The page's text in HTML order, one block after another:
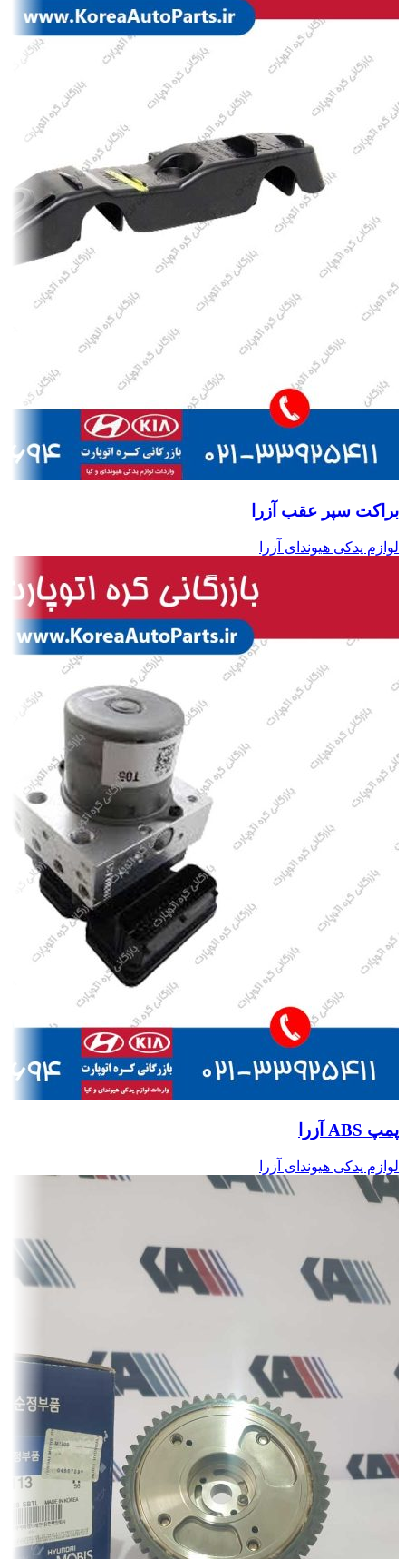
براکت سپر عقب آزرا
لوازم یدکی هیوندای آزرا
پمپ ABS آزرا
لوازم یدکی هیوندای آزرا